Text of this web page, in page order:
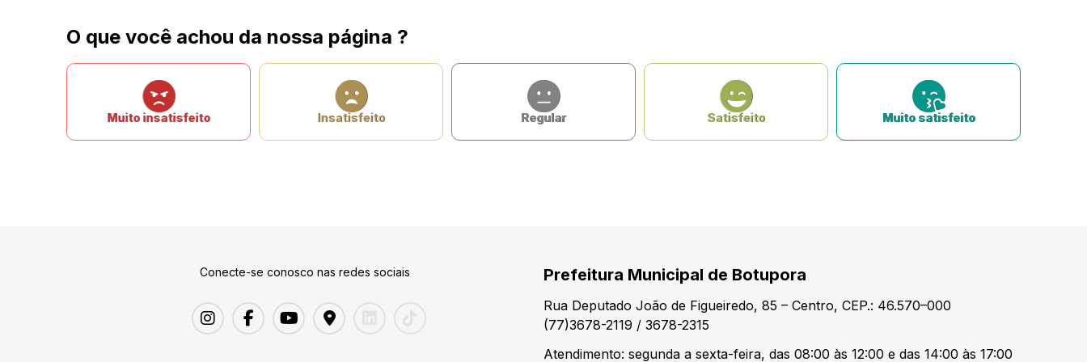
O que você achou da nossa página ?
Muito insatisfeito Insatisfeito Regular Satisfeito Muito satisfeito
Conecte-se conosco nas redes sociais Prefeitura Municipal de Botupora
Rua Deputado João de Figueiredo, 85 – Centro, CEP.: 46.570–000
(77)3678-2119 / 3678-2315
Atendimento: segunda a sexta-feira, das 08:00 às 12:00 e das 14:00 às 17:00